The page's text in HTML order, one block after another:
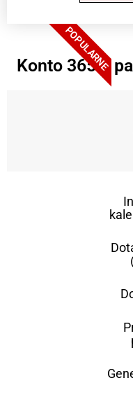
POPULARNE
Konto 365 +